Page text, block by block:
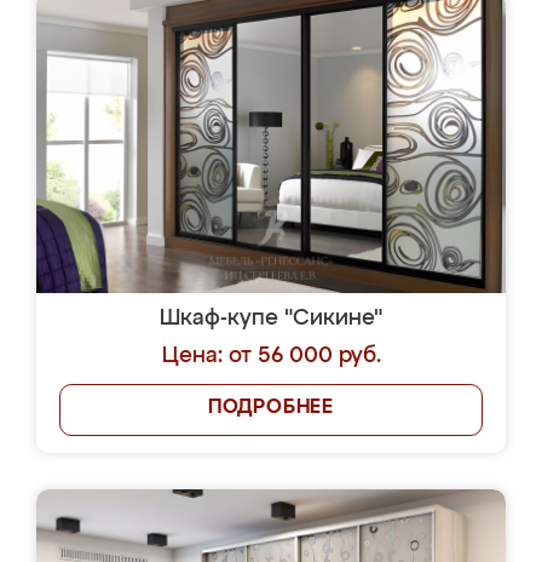
Шкаф-купе "Сикине"
Цена: от 56 000 руб.
ПОДРОБНЕЕ